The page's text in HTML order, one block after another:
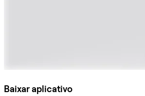
Baixar aplicativo